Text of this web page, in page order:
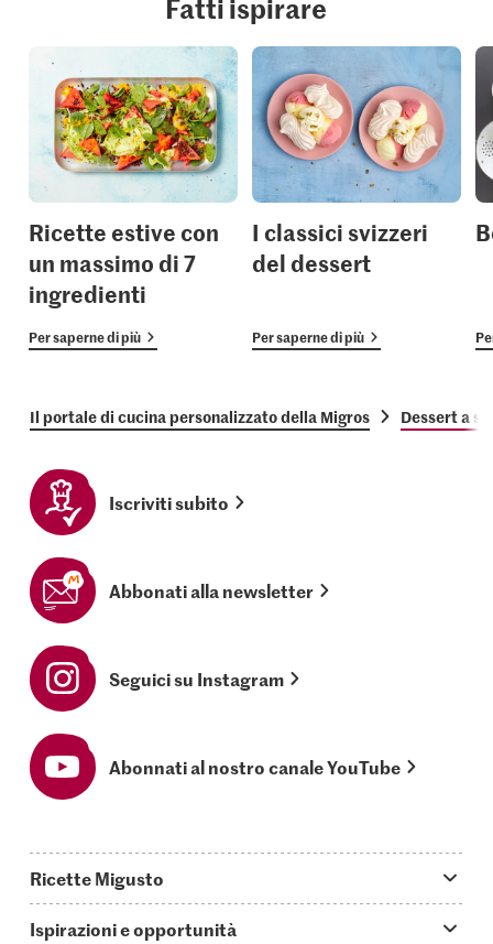
Ricette estive con
un massimo di 7
ingredienti
Per saperne di più
I classici svizzeri
del dessert
Per saperne di più
Il portale di cucina personalizzato della Migros Dessert a
Iscriviti subito
Abbonati alla newsletter
Seguici su Instagram
Abonnati al nostro canale YouTube
Ricette Migusto
Ispirazioni e opportunità